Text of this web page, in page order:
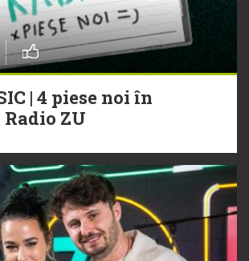
| 4 piese noi în
ZU